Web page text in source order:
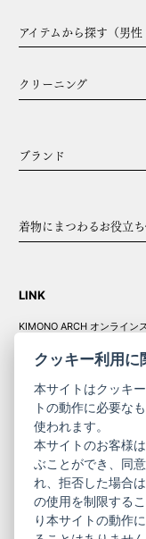
アイテムから探す（男性
クリーニング
ブランド
着物にまつわるお役立
LINK
KIMONO ARCH オンライン
コーポレ
サイ
ニュースレター
お問い合わせ
クッキー利用に
本サイトはクッキ
トの動作に必要な
使われます。
本サイトのお客様
ぶことができ、同
れ、拒否した場合
の使用を制限する
り本サイトの動作